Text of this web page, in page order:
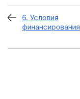
6. Условия
финансирования